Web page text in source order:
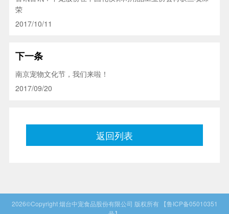
荣
2017/10/11
下一条
南京宠物文化节，我们来啦！
2017/09/20
返回列表
2026©Copyright烟台中宠食品股份有限公司 版权所有 【鲁ICP备05010351